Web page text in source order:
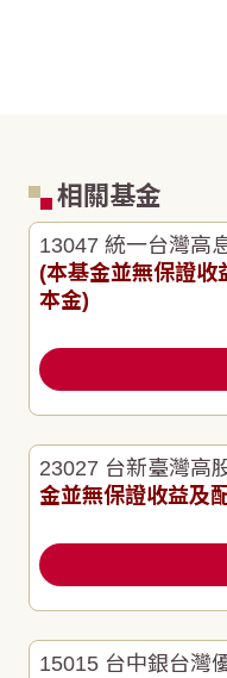
相關基金
13047 統一台灣高
(本基金並無保證收
本金)
23027 台新臺灣高
金並無保證收益及
15015 台中銀台灣